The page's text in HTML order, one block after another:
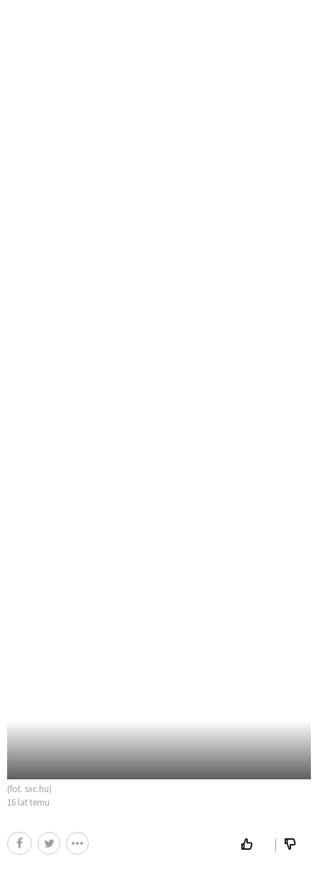
(fot. sxc.hu)
16 lat temu